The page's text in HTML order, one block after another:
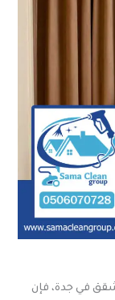
في جدة، فإن